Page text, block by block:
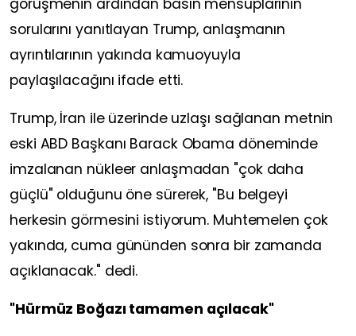
görüşmenin ardından basın mensuplarının
sorularını yanıtlayan Trump, anlaşmanın
ayrıntılarının yakında kamuoyuyla
paylaşılacağını ifade etti.
Trump, İran ile üzerinde uzlaşı sağlanan metnin
eski ABD Başkanı Barack Obama döneminde
imzalanan nükleer anlaşmadan "çok daha
güçlü" olduğunu öne sürerek, "Bu belgeyi
herkesin görmesini istiyorum. Muhtemelen çok
yakında, cuma gününden sonra bir zamanda
açıklanacak." dedi.
"Hürmüz Boğazı tamamen açılacak"